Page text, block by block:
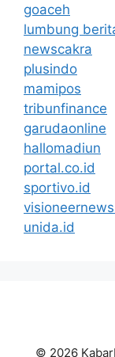
goaceh
lumbung
newscakra
plusindo
mamipos
tribunfinance
garudaonline
hallomadiun
portal.co.id
sportivo.id
unida.id
© 2026